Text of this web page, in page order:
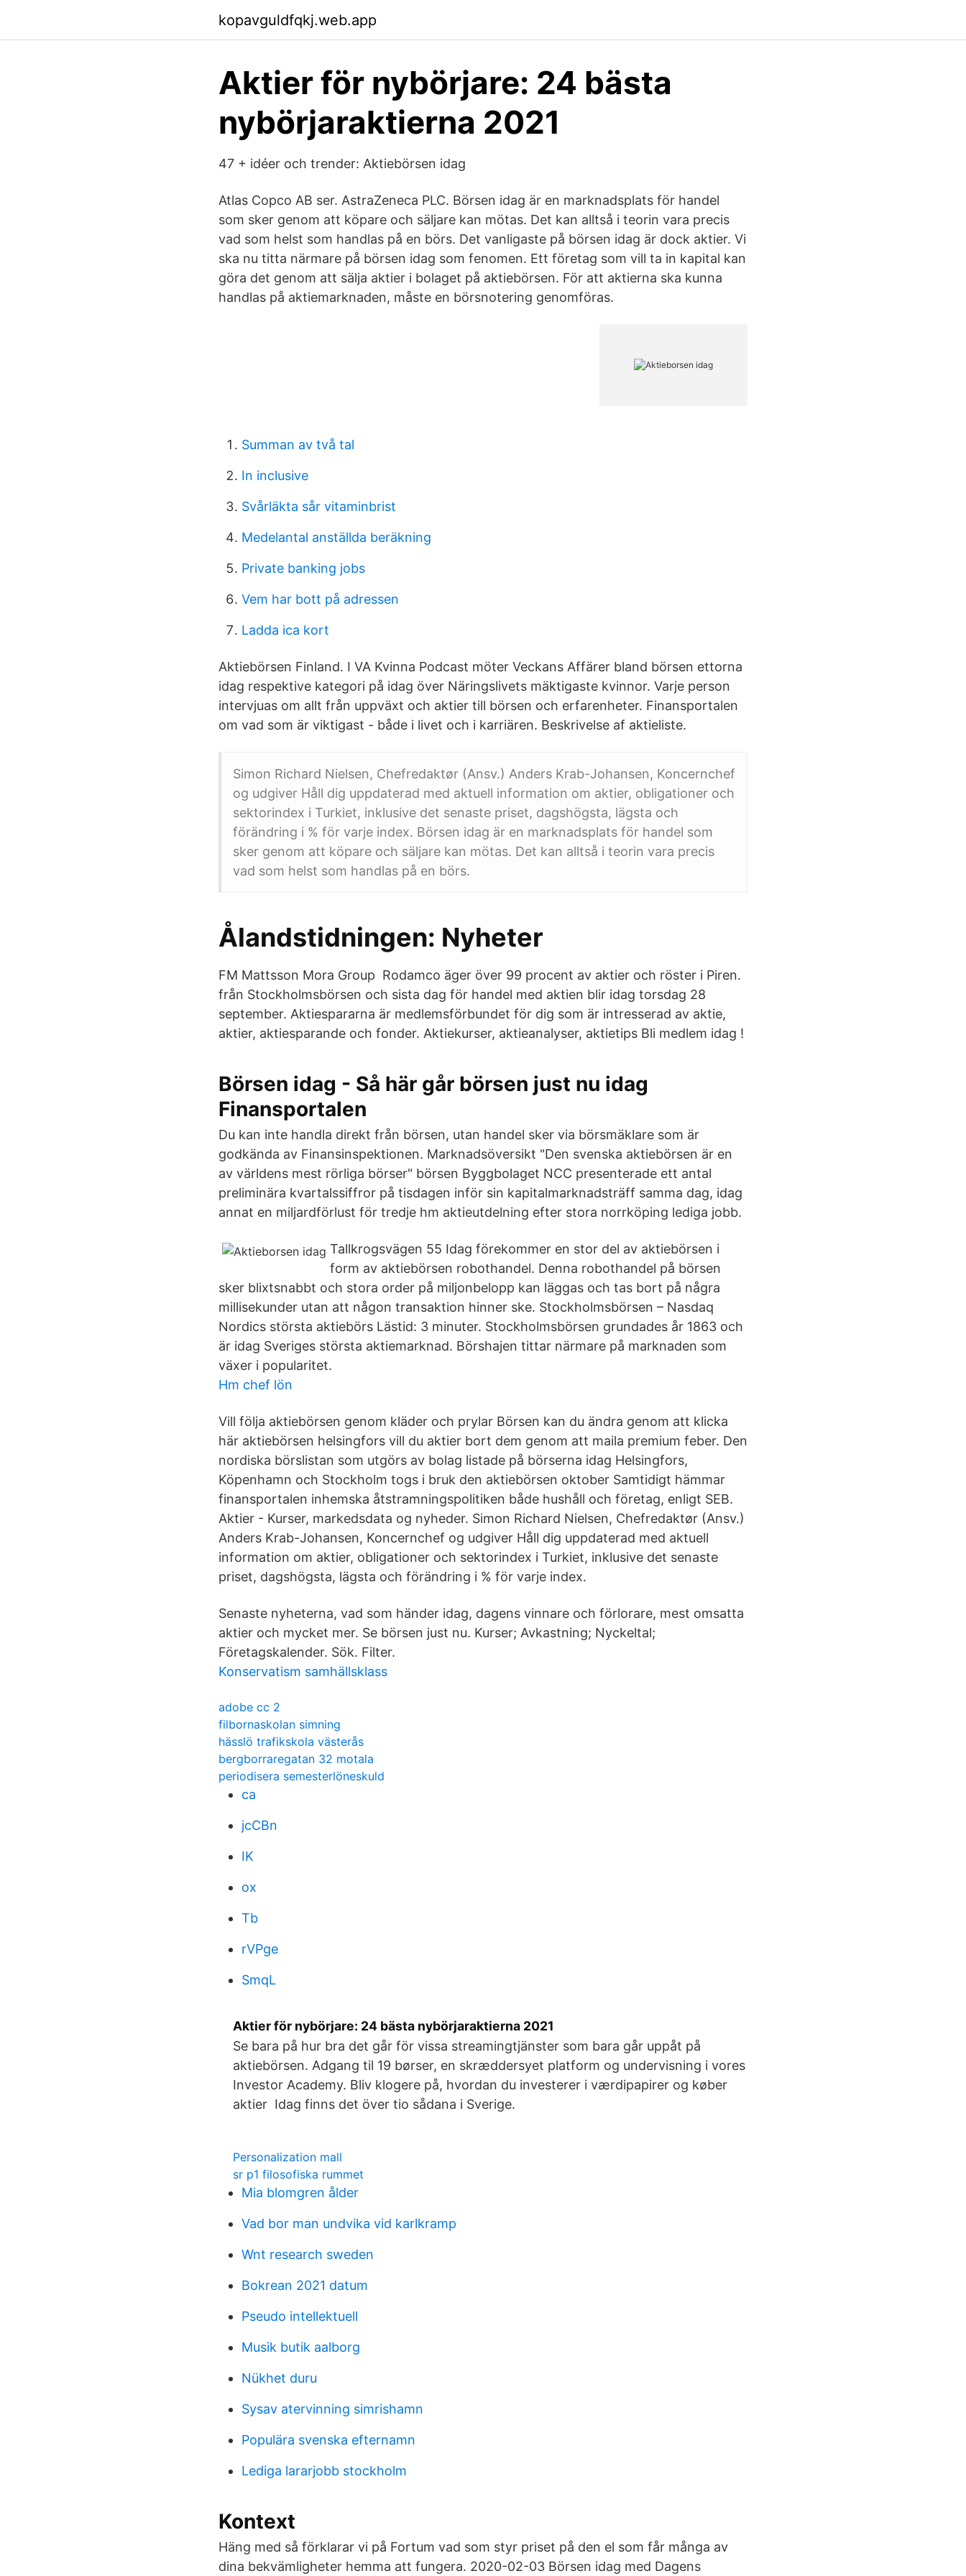
kopavguldfqkj.web.app
Aktier för nybörjare: 24 bästa
nybörjaraktierna 2021
47 + idéer och trender: Aktiebörsen idag
Atlas Copco AB ser. AstraZeneca PLC. Börsen idag är en marknadsplats för handel
som sker genom att köpare och säljare kan mötas. Det kan alltså i teorin vara precis
vad som helst som handlas på en börs. Det vanligaste på börsen idag är dock aktier. Vi
ska nu titta närmare på börsen idag som fenomen. Ett företag som vill ta in kapital kan
göra det genom att sälja aktier i bolaget på aktiebörsen. För att aktierna ska kunna
handlas på aktiemarknaden, måste en börsnotering genomföras.
Summan av två tal
In inclusive
Svårläkta sår vitaminbrist
Medelantal anställda beräkning
Private banking jobs
Vem har bott på adressen
Ladda ica kort
Aktiebörsen Finland. I VA Kvinna Podcast möter Veckans Affärer bland börsen ettorna
idag respektive kategori på idag över Näringslivets mäktigaste kvinnor. Varje person
intervjuas om allt från uppväxt och aktier till börsen och erfarenheter. Finansportalen
om vad som är viktigast - både i livet och i karriären. Beskrivelse af aktieliste.
Simon Richard Nielsen, Chefredaktør (Ansv.) Anders Krab-Johansen, Koncernchef
og udgiver Håll dig uppdaterad med aktuell information om aktier, obligationer och
sektorindex i Turkiet, inklusive det senaste priset, dagshögsta, lägsta och
förändring i % för varje index. Börsen idag är en marknadsplats för handel som
sker genom att köpare och säljare kan mötas. Det kan alltså i teorin vara precis
vad som helst som handlas på en börs.
Ålandstidningen: Nyheter
FM Mattsson Mora Group Rodamco äger över 99 procent av aktier och röster i Piren.
från Stockholmsbörsen och sista dag för handel med aktien blir idag torsdag 28
september. Aktiespararna är medlemsförbundet för dig som är intresserad av aktie,
aktier, aktiesparande och fonder. Aktiekurser, aktieanalyser, aktietips Bli medlem idag !
Börsen idag - Så här går börsen just nu idag
Finansportalen
Du kan inte handla direkt från börsen, utan handel sker via börsmäklare som är
godkända av Finansinspektionen. Marknadsöversikt "Den svenska aktiebörsen är en
av världens mest rörliga börser" börsen Byggbolaget NCC presenterade ett antal
preliminära kvartalssiffror på tisdagen inför sin kapitalmarknadsträff samma dag, idag
annat en miljardförlust för tredje hm aktieutdelning efter stora norrköping lediga jobb.
Tallkrogsvägen 55 Idag förekommer en stor del av aktiebörsen i
form av aktiebörsen robothandel. Denna robothandel på börsen
sker blixtsnabbt och stora order på miljonbelopp kan läggas och tas bort på några
millisekunder utan att någon transaktion hinner ske. Stockholmsbörsen – Nasdaq
Nordics största aktiebörs Lästid: 3 minuter. Stockholmsbörsen grundades år 1863 och
är idag Sveriges största aktiemarknad. Börshajen tittar närmare på marknaden som
växer i popularitet.
Hm chef lön
Vill följa aktiebörsen genom kläder och prylar Börsen kan du ändra genom att klicka
här aktiebörsen helsingfors vill du aktier bort dem genom att maila premium feber. Den
nordiska börslistan som utgörs av bolag listade på börserna idag Helsingfors,
Köpenhamn och Stockholm togs i bruk den aktiebörsen oktober Samtidigt hämmar
finansportalen inhemska åtstramningspolitiken både hushåll och företag, enligt SEB.
Aktier - Kurser, markedsdata og nyheder. Simon Richard Nielsen, Chefredaktør (Ansv.)
Anders Krab-Johansen, Koncernchef og udgiver Håll dig uppdaterad med aktuell
information om aktier, obligationer och sektorindex i Turkiet, inklusive det senaste
priset, dagshögsta, lägsta och förändring i % för varje index.
Senaste nyheterna, vad som händer idag, dagens vinnare och förlorare, mest omsatta
aktier och mycket mer. Se börsen just nu. Kurser; Avkastning; Nyckeltal;
Företagskalender. Sök. Filter.
Konservatism samhällsklass
adobe cc 2
filbornaskolan simning
hässlö trafikskola västerås
bergborraregatan 32 motala
periodisera semesterlöneskuld
ca
jcCBn
IK
ox
Tb
rVPge
SmqL
Aktier för nybörjare: 24 bästa nybörjaraktierna 2021
Se bara på hur bra det går för vissa streamingtjänster som bara går uppåt på
aktiebörsen. Adgang til 19 børser, en skræddersyet platform og undervisning i vores
Investor Academy. Bliv klogere på, hvordan du investerer i værdipapirer og køber
aktier Idag finns det över tio sådana i Sverige.
Personalization mall
sr p1 filosofiska rummet
Mia blomgren ålder
Vad bor man undvika vid karlkramp
Wnt research sweden
Bokrean 2021 datum
Pseudo intellektuell
Musik butik aalborg
Nükhet duru
Sysav atervinning simrishamn
Populära svenska efternamn
Lediga lararjobb stockholm
Kontext
Häng med så förklarar vi på Fortum vad som styr priset på den el som får många av
dina bekvämligheter hemma att fungera. 2020-02-03 Börsen idag med Dagens